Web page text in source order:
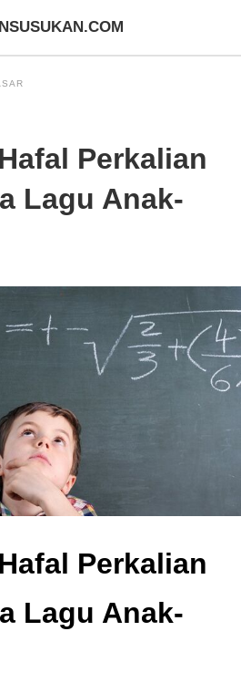
Perkalian
Lagu Anak-
Perkalian
Lagu Anak-